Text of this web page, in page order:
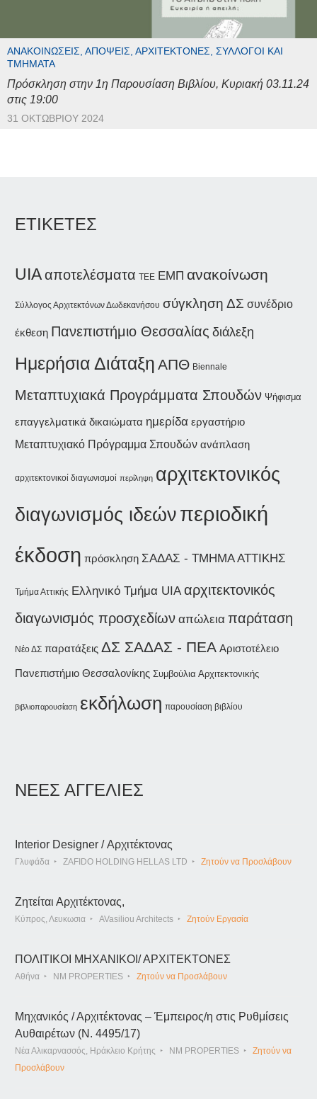
ΑΝΑΚΟΙΝΏΣΕΙΣ, ΑΠΌΨΕΙΣ, ΑΡΧΙΤΈΚΤΟΝΕΣ, ΣΎΛΛΟΓΟΙ ΚΑΙ
ΤΜΉΜΑΤΑ
Πρόσκληση στην 1η Παρουσίαση Βιβλίου, Κυριακή 03.11.24
στις 19:00
31 ΟΚΤΩΒΡΊΟΥ 2024
ΕΤΙΚΕΤΕΣ
UIAαποτελέσματα ΤΕΕ ΕΜΠ ανακοίνωση
Σύλλογος Αρχιτεκτόνων Δωδεκανήσου σύγκληση ΔΣ συνέδριο
έκθεση Πανεπιστήμιο Θεσσαλίας διάλεξη
Ημερήσια Διάταξη ΑΠΘ Biennale
Μεταπτυχιακά Προγράμματα Σπουδών Ψήφισμα
επαγγελματικά δικαιώματα ημερίδα εργαστήριο
Μεταπτυχιακό Πρόγραμμα Σπουδών ανάπλαση
αρχιτεκτονικοί διαγωνισμοί περίληψη αρχιτεκτονικός
διαγωνισμός ιδεών περιοδική
έκδοση πρόσκληση ΣΑΔΑΣ - ΤΜΗΜΑ ΑΤΤΙΚΗΣ
Τμήμα Αττικής Ελληνικό Τμήμα UIA αρχιτεκτονικός
διαγωνισμός προσχεδίων απώλεια παράταση
Νέο ΔΣ παρατάξεις ΔΣ ΣΑΔΑΣ - ΠΕΑ Αριστοτέλειο
Πανεπιστήμιο Θεσσαλονίκης Συμβούλια Αρχιτεκτονικής
βιβλιοπαρουσίαση εκδήλωση παρουσίαση βιβλίου
ΝΕΕΣ ΑΓΓΕΛΙΕΣ
Interior Designer / Αρχιτέκτονας
Γλυφάδα ZAFIDO HOLDING HELLAS LTD Ζητούν να Προσλάβουν
Ζητείται Αρχιτέκτονας,
Κύπρος, Λευκωσια AVasiliou Architects Ζητούν Εργασία
ΠΟΛΙΤΙΚΟΙ ΜΗΧΑΝΙΚΟΙ/ ΑΡΧΙΤΕΚΤΟΝΕΣ
Αθήνα NM PROPERTIES Ζητούν να Προσλάβουν
Μηχανικός / Αρχιτέκτονας – Έμπειρος/η στις Ρυθμίσεις
Αυθαιρέτων (Ν. 4495/17)
Νέα Αλικαρνασσός, Ηράκλειο Κρήτης NM PROPERTIES
Ζητούν να
Προσλάβουν